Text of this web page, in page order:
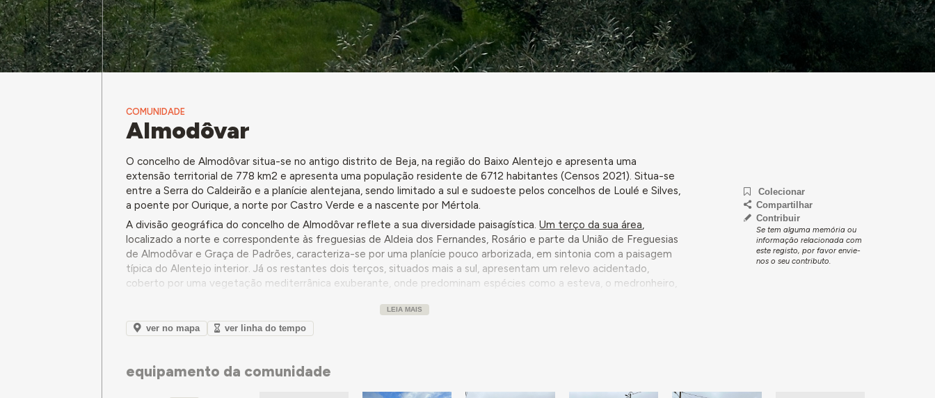
COMUNIDADE
Almodôvar
O concelho de Almodôvar situa-se no antigo distrito de Beja, na região do Baixo Alentejo e apresenta uma
extensão territorial de 778 km2 e apresenta uma população residente de 6712 habitantes (Censos 2021). Situa-se
entre a Serra do Caldeirão e a planície alentejana, sendo limitado a sul e sudoeste pelos concelhos de Loulé e Silves,
a poente por Ourique, a norte por Castro Verde e a nascente por Mértola.
A divisão geográfica do concelho de Almodôvar reflete a sua diversidade paisagística.Um terço da sua área,
localizado a norte e correspondente às freguesias de Aldeia dos Fernandes, Rosário e parte da União de Freguesias
de Almodôvar e Graça de Padrões, caracteriza-se por uma planície pouco arborizada, em sintonia com a paisagem
típica do Alentejo interior. Já os restantes dois terços, situados mais a sul, apresentam um relevo acidentado,
coberto por uma vegetação mediterrânica exuberante, onde predominam espécies como a esteva, o medronheiro,
Nova e Gomes Aires, Santa Cruz e São Barnabé, onde se destaca o Pico do Mú, um dos pontos mais altos da Serra
do Caldeirão.
relevância.
LEIA MAIS
ver no mapa ver linha do tempo
Colecionar
Compartilhar
Contribuir
Se tem alguma memória ou
informação relacionada com
este registo, por favor envie-
nos o seu contributo.
equipamento da comunidade